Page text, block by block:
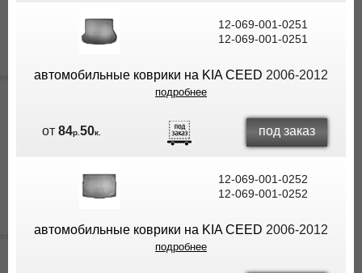
12-069-001-0251
12-069-001-0251
автомобильные коврики на KIA CEED 2006-2012
подробнее
от84р.50к. под заказ
12-069-001-0252
12-069-001-0252
автомобильные коврики на KIA CEED 2006-2012
подробнее